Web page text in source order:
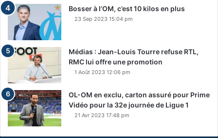
Bosser à l’OM, c’est 10 kilos en plus
23 Sep 2023 15:04 pm
Médias : Jean-Louis Tourre refuse RTL,
RMC lui offre une promotion
1 Août 2023 12:06 pm
OL-OM en exclu, carton assuré pour Prime
Vidéo pour la 32e journée de Ligue 1
21 Avr 2023 17:48 pm